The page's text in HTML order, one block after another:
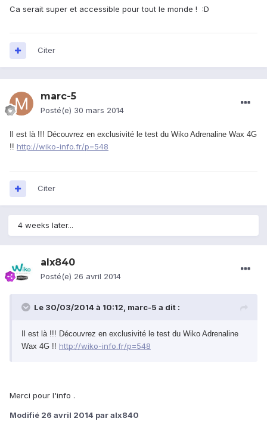
Ca serait super et accessible pour tout le monde ! :D
Citer
marc-5
Posté(e) 30 mars 2014
Il est là !!! Découvrez en exclusivité le test du Wiko Adrenaline Wax 4G
!! http://wiko-info.fr/p=548
Citer
4 weeks later...
alx840
Posté(e) 26 avril 2014
Le 30/03/2014 à 10:12, marc-5 a dit :
Il est là !!! Découvrez en exclusivité le test du Wiko Adrenaline
Wax 4G !! http://wiko-info.fr/p=548
Merci pour l'info .
Modifié 26 avril 2014 par alx840